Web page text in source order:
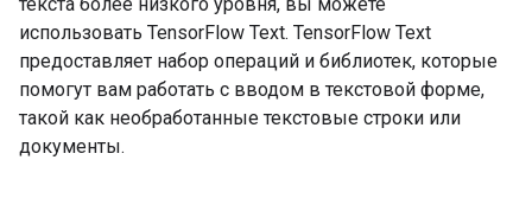
использовать TensorFlow Text. TensorFlow Text
предоставляет набор операций и библиотек, которые
помогут вам работать с вводом в текстовой форме,
такой как необработанные текстовые строки или
документы.